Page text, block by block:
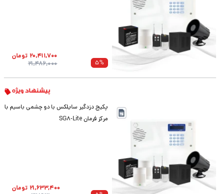
5%
20,411,700 تومان
21,486,000
پکیج دزدگیر سایلکس با دو چشمی باسیم با
مرکز فرمان SG8-Lite
21,633,400 تومان